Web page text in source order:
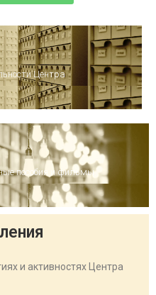
Центра
пособия и фильмы
и активностях Центра